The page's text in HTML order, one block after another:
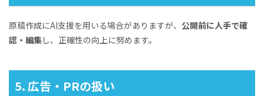
原稿作成にAI支援を用いる場合がありますが、 公開前に人手で確
認・編集し、正確性の向上に努めます。
5. 広告・PRの扱い